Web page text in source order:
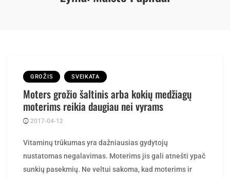
GROŽIS SVEIKATA
Moters grožio šaltinis arba kokių medžiagų
moterims reikia daugiau nei vyrams
2017-04-12
Vitaminų trūkumas yra dažniausias gydytojų
nustatomas negalavimas. Moterims jis gali atnešti ypač
sunkių pasekmių. Ne veltui sakoma, kad moterims ir